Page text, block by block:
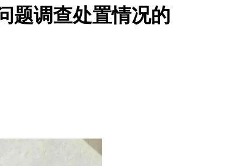
题调查处置情况的